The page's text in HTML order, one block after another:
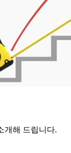
개해 드립니다.